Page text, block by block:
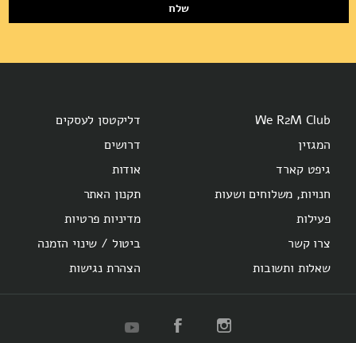
שלח
We R2M Club
המגזין
גיפט קארד
חנויות, משלוחים ושעות
פעילות
צרו קשר
שאלות ותשובות
דליקטסן לעסקים
דרושים
אודות
תקנון האתר
מדיניות פרטיות
ביטול / שינוי הזמנה
הצהרת נגישות